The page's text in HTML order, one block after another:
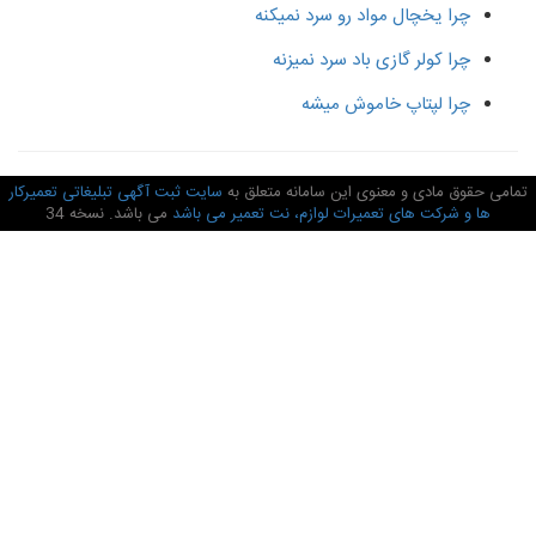
چرا یخچال مواد رو سرد نمیکنه
چرا کولر گازی باد سرد نمیزنه
چرا لپتاپ خاموش میشه
حقوق مادی و معنوی این سامانه متعلق به سایت ثبت آگهی تبلیغاتی تعمیرکار
ها و شرکت های تعمیرات لوازم، نت تعمیر می باشدمی باشد. نسخه 34